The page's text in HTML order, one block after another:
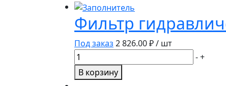
Фильтр
Под заказ 2 826.00₽ / шт
Количество
товара
Фильтр
-+
В корзину